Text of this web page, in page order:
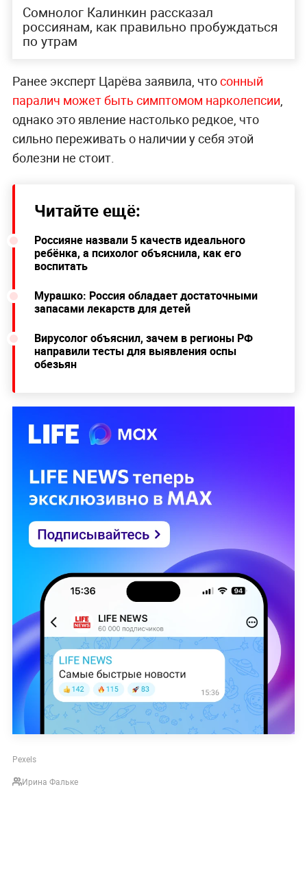
Сомнолог Калинкин рассказал
россиянам, как правильно пробуждаться
по утрам
Ранее эксперт Царёва заявила, чтосонный
паралич может быть симптомом нарколепсии,
однако это явление настолько редкое, что
сильно переживать о наличии у себя этой
болезни не стоит.
Читайте ещё:
Россияне назвали 5 качеств идеального
ребёнка, а психолог объяснила, как его
воспитать
Мурашко: Россия обладает достаточными
запасами лекарств для детей
Вирусолог объяснил, зачем в регионы РФ
направили тесты для выявления оспы
обезьян
Pexels
Ирина Фальке